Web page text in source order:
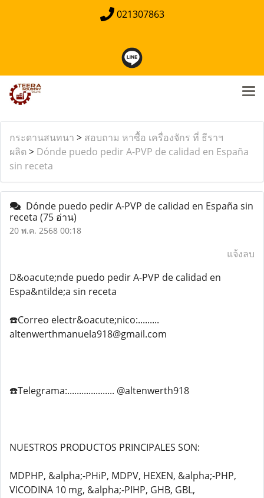
021307863
กระดานสนทนา > สอบถาม หาซื้อ เครื่องจักร ที่ ธีราฯ
ผลิต > Dónde puedo pedir A-PVP de calidad en España
sin receta
Dónde puedo pedir A-PVP de calidad en España sin
receta (75 อ่าน)
20 พ.ค. 2568 00:18
แจ้งลบ
D&oacute;nde puedo pedir A-PVP de calidad en
Espa&ntilde;a sin receta
☎️Correo electr&oacute;nico:.........
altenwerthmanuela918@gmail.com
☎️Telegrama:.................... @altenwerth918
NUESTROS PRODUCTOS PRINCIPALES SON:
MDPHP, &alpha;-PHiP, MDPV, HEXEN, &alpha;-PHP,
VICODINA 10 mg, &alpha;-PIHP, GHB, GBL,